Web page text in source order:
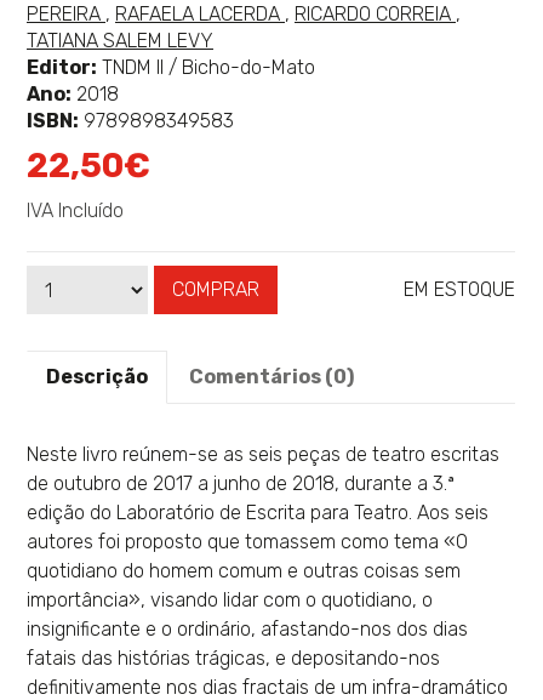
mais
sobre
mais
mais
PEREIRA , Ver
mais
sobre
RAFAELA LACERDA , Ver
sobre
RICARDO CORREIA ,
TATIANA SALEM LEVY
Editor: TNDM II / Bicho-do-Mato
Ano: 2018
ISBN: 9789898349583
22,50€
IVA Incluído
Qtd COMPRAR
Disponibilidade: EM ESTOQUE
Descrição Comentários (0)
Neste livro reúnem-se as seis peças de teatro escritas
de outubro de 2017 a junho de 2018, durante a 3.ª
edição do Laboratório de Escrita para Teatro. Aos seis
autores foi proposto que tomassem como tema «O
quotidiano do homem comum e outras coisas sem
importância», visando lidar com o quotidiano, o
insignificante e o ordinário, afastando-nos dos dias
fatais das histórias trágicas, e depositando-nos
definitivamente nos dias fractais de um infra-dramático